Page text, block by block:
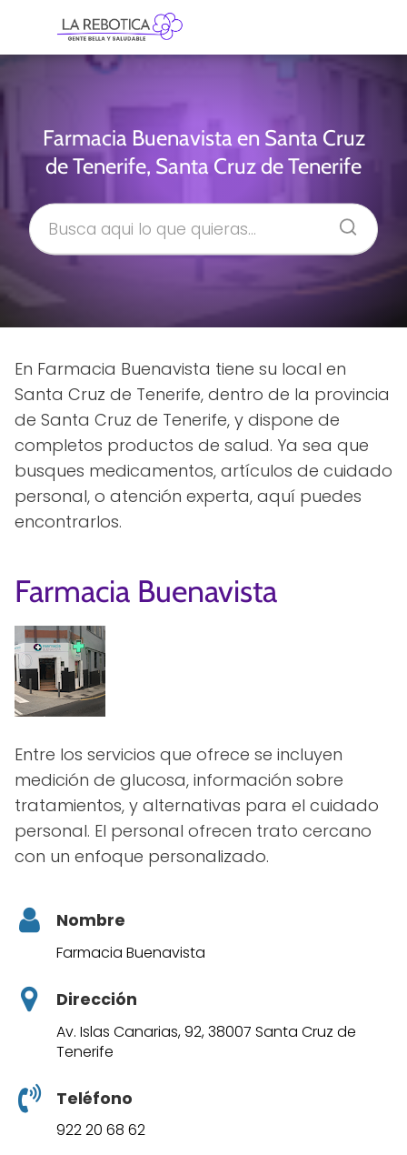
Farmacia Buenavista en Santa Cruz
de Tenerife, Santa Cruz de Tenerife
En Farmacia Buenavista tiene su local en
Santa Cruz de Tenerife, dentro de la provincia
de Santa Cruz de Tenerife, y dispone de
completos productos de salud. Ya sea que
busques medicamentos, artículos de cuidado
personal, o atención experta, aquí puedes
encontrarlos.
Farmacia Buenavista
Entre los servicios que ofrece se incluyen
medición de glucosa, información sobre
tratamientos, y alternativas para el cuidado
personal. El personal ofrecen trato cercano
con un enfoque personalizado.
Nombre
Farmacia Buenavista
Dirección
Av. Islas Canarias, 92, 38007 Santa Cruz de
Tenerife
Teléfono
922 20 68 62